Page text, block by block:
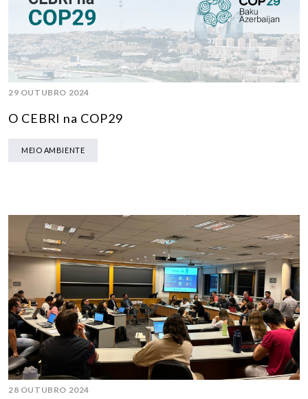
29 OUTUBRO 2024
O CEBRI na COP29
MEIO AMBIENTE
28 OUTUBRO 2024